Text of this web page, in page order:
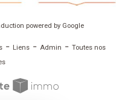
powered by Google
- Liens- Admin - Toutes nos